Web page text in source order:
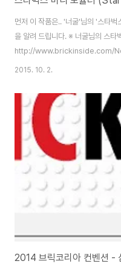
먼저 이 작품은.. '너굴'님의 '스타벅
을 알려 드립니다. ※ 너굴님의 스타
http://www.brickinside.com/
해 보고 싶다는 생각이 들었고.(원
뭐 요런 생각?) LDD 앞에서 한
석이 탄생하게 되었죠. (물론 몇번
만들어진 녀석은 부품 수급에 들어
2015에나 내볼까..?..
2015. 10. 2.